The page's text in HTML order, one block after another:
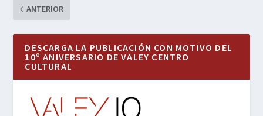
ANTERIOR
DESCARGA LA PUBLICACIÓN CON MOTIVO DEL
10º ANIVERSARIO DE VALEY CENTRO
CULTURAL